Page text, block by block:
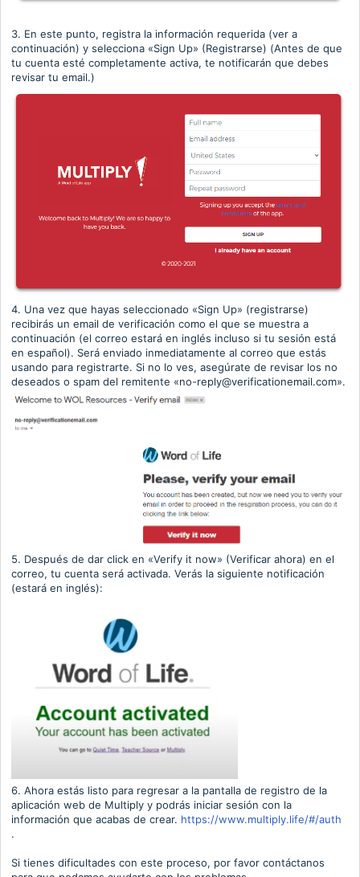
3. En este punto, registra la información requerida (ver a
continuación) y selecciona «Sign Up» (Registrarse) (Antes de que
tu cuenta esté completamente activa, te notificarán que debes
revisar tu email.)
4. Una vez que hayas seleccionado «Sign Up» (registrarse)
recibirás un email de verificación como el que se muestra a
continuación (el correo estará en inglés incluso si tu sesión está
en español). Será enviado inmediatamente al correo que estás
usando para registrarte. Si no lo ves, asegúrate de revisar los no
deseados o spam del remitente «no-reply@verificationemail.com».
5. Después de dar click en «Verify it now» (Verificar ahora) en el
correo, tu cuenta será activada. Verás la siguiente notificación
(estará en inglés):
6. Ahora estás listo para regresar a la pantalla de registro de la
aplicación web de Multiply y podrás iniciar sesión con la
información que acabas de crear. https://www.multiply.life/#/auth
.
Si tienes dificultades con este proceso, por favor contáctanos